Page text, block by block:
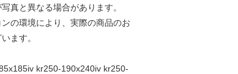
真と異なる場合があります。
の環境により、実際の商品のお
ます。
kr250-190x240iv kr250-